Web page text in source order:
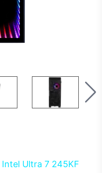
Intel Ultra 7 245KF